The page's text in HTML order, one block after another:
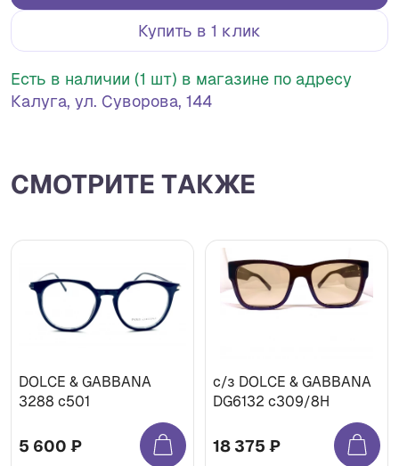
Купить в 1 клик
Есть в наличии (1 шт) в магазине по адресу
Калуга, ул. Суворова, 144
СМОТРИТЕ ТАКЖЕ
DOLCE & GABBANA
3288 c501
5 600 ₽
с/з DOLCE & GABBANA
DG6132 c309/8H
18 375 ₽